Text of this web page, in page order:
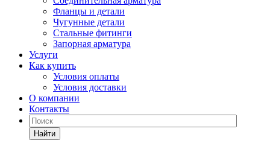
Фланцы и детали
Чугунные детали
Стальные фитинги
Запорная арматура
Услуги
Как купить
Условия оплаты
Условия доставки
О компании
Контакты
Найти